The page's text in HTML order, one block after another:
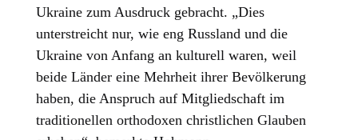
Ukraine zum Ausdruck gebracht. „Dies
unterstreicht nur, wie eng Russland und die
Ukraine von Anfang an kulturell waren, weil
beide Länder eine Mehrheit ihrer Bevölkerung
haben, die Anspruch auf Mitgliedschaft im
traditionellen orthodoxen christlichen Glauben